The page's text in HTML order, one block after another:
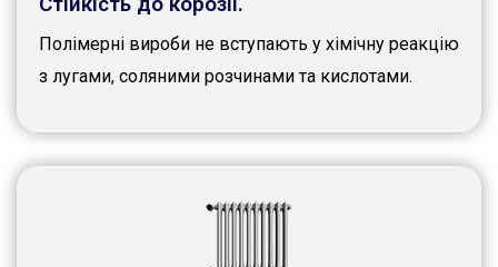
Полімерні вироби не вступають у хімічну реакцію
з лугами, соляними розчинами та кислотами.